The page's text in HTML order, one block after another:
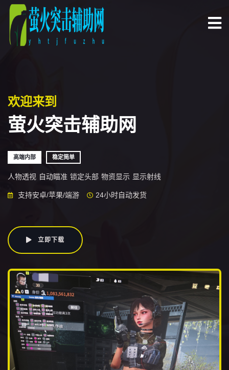
欢迎来到
萤火突击辅助网
高端内部 稳定简单
人物透视 自动瞄准 锁定头部 物资显示 显示射线
支持安卓/苹果/端游 24小时自动发货
立即下载